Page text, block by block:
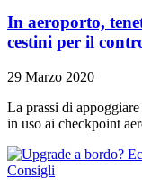
In aeroporto,
cestini per il
29 Marzo 2020
La prassi di
in uso ai checkpoint
Consigli